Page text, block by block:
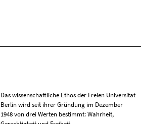
Das wissenschaftliche Ethos der Freien Universität
Berlin wird seit ihrer Gründung im Dezember
1948 von drei Werten bestimmt: Wahrheit,